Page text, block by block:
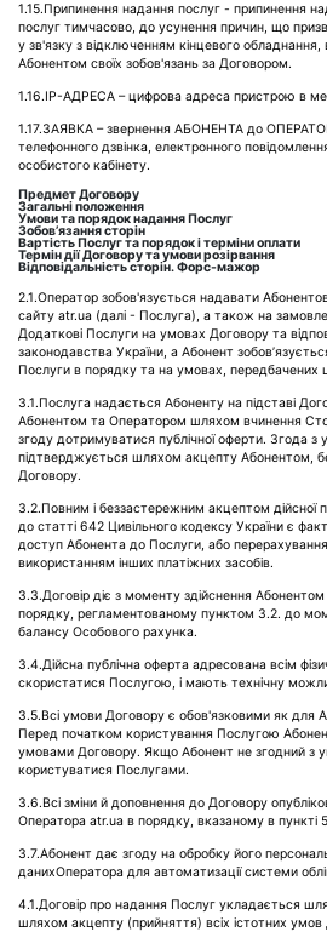
1.15.Припинення надання послуг - припинення
послуг тимчасово, до усунення причин, що
у зв'язку з відключенням кінцевого обладнання,
Абонентом своїх зобов'язань за Договором.
1.16.ІР-АДРЕСА – цифрова адреса пристрою в
1.17.ЗАЯВКА – звернення АБОНЕНТА до
телефонного дзвінка, електронного
особистого кабінету.
Предмет Договору
Загальні положення
Умови та порядок надання Послуг
Зобов’язання сторін
Вартість Послуг та порядок і терміни оплати
Термін дії Договору та умови розірвання
Відповідальність сторін. Форс-мажор
2.1.Оператор зобов'язується надавати
сайту atr.ua (далі - Послуга), а також на
Додаткові Послуги на умовах Договору та
законодавства України, а Абонент
Послуги в порядку та на умовах, передбачених
3.1.Послуга надається Абоненту на підставі
Абонентом та Оператором шляхом вчинення
згоду дотримуватися публічної оферти. Згода
підтверджується шляхом акцепту Абонентом,
Договору.
3.2.Повним і беззастережним акцептом дійсної
до статті 642 Цивільного кодексу України є
доступ Абонента до Послуги, або
використанням інших платіжних засобів.
3.3.Договір діє з моменту здійснення
порядку, регламентованому пунктом 3.2. до
балансу Особового рахунка.
3.4.Дійсна публічна оферта адресована всім
скористатися Послугою, і мають технічну
3.5.Всі умови Договору є обов'язковими як для
Перед початком користування Послугою
умовами Договору. Якщо Абонент не згодний з
користуватися Послугами.
3.6.Всі зміни й доповнення до Договору
Оператора atr.ua в порядку, вказаному в пункті
3.7.Абонент дає згоду на обробку його
данихОператора для автоматизації системи
4.1.Договір про надання Послуг укладається
шляхом акцепту (прийняття) всіх істотних умов